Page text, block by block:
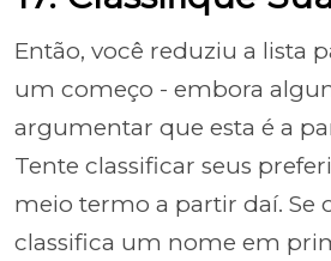
Então, você reduziu a lista
um começo - embora
argumentar que esta é a
Tente classificar seus
meio termo a partir daí. Se
classifica um nome em